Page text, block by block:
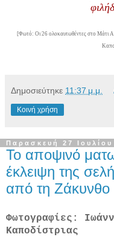
[Φωτό: Οι 26 ολοκαυτωθέντες στο Μάτι
Δημοσιεύτηκε 11:37 μ.μ.
Κοινή χρήση
Παρασκευή 27 Ιουλίου
Το αποψινό
έκλειψη της
από τη Ζάκυνθο
Φωτογραφίες:
Καποδίστριας